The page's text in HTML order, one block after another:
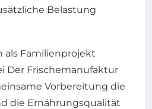
Belastung
als Familienprojekt
Der Frischemanufaktur
Vorbereitung die
die Ernährungsqualität